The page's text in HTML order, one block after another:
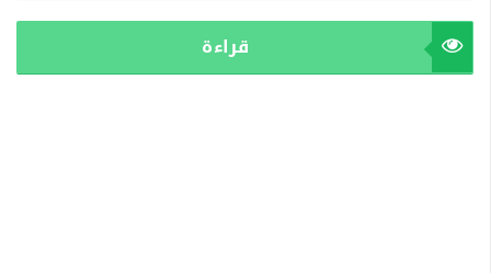
قراءة